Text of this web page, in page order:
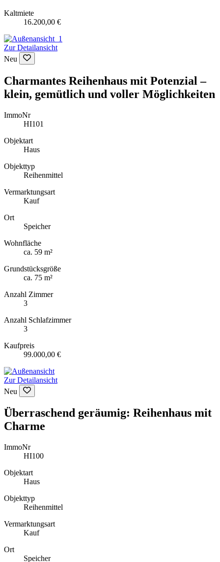
Kaltmiete
16.200,00 €
Zur Detailansicht
Neu
Charmantes Reihenhaus mit Potenzial –
klein, gemütlich und voller Möglichkeiten
ImmoNr
HI101
Objektart
Haus
Objekttyp
Reihenmittel
Vermarktungsart
Kauf
Ort
Speicher
Wohnfläche
ca. 59 m²
Grundstücksgröße
ca. 75 m²
Anzahl Zimmer
3
Anzahl Schlafzimmer
3
Kaufpreis
99.000,00 €
Zur Detailansicht
Neu
Überraschend geräumig: Reihenhaus mit
Charme
ImmoNr
HI100
Objektart
Haus
Objekttyp
Reihenmittel
Vermarktungsart
Kauf
Ort
Speicher